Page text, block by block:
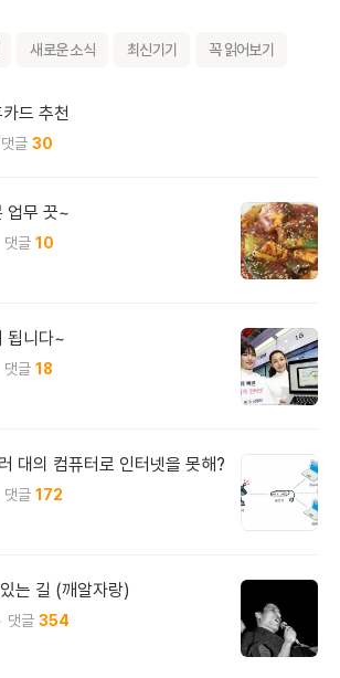
새로운 소식 최신기기 꼭 읽어보기
드 추천
30
업무 끗~
10
됩니다~
18
대의 컴퓨터로 인터넷을 못해?
172
는 길 (깨알자랑)
354